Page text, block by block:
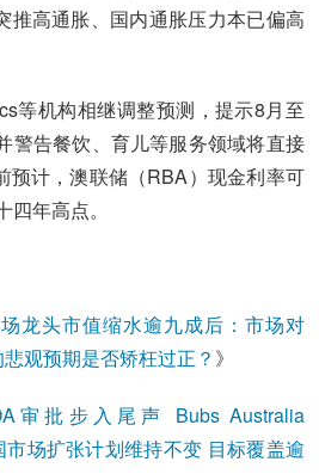
推高通胀、国内通胀压力本已偏高
等机构相继调整预测，提示8月至
警告餐饮、育儿等服务领域将直接
预计，澳联储（RBA）现金利率可
年高点。
龙头市值缩水逾九成后：市场对
观预期是否矫枉过正？ 》
审批步入尾声 Bubs Australia
场扩张计划维持不变 目标覆盖逾